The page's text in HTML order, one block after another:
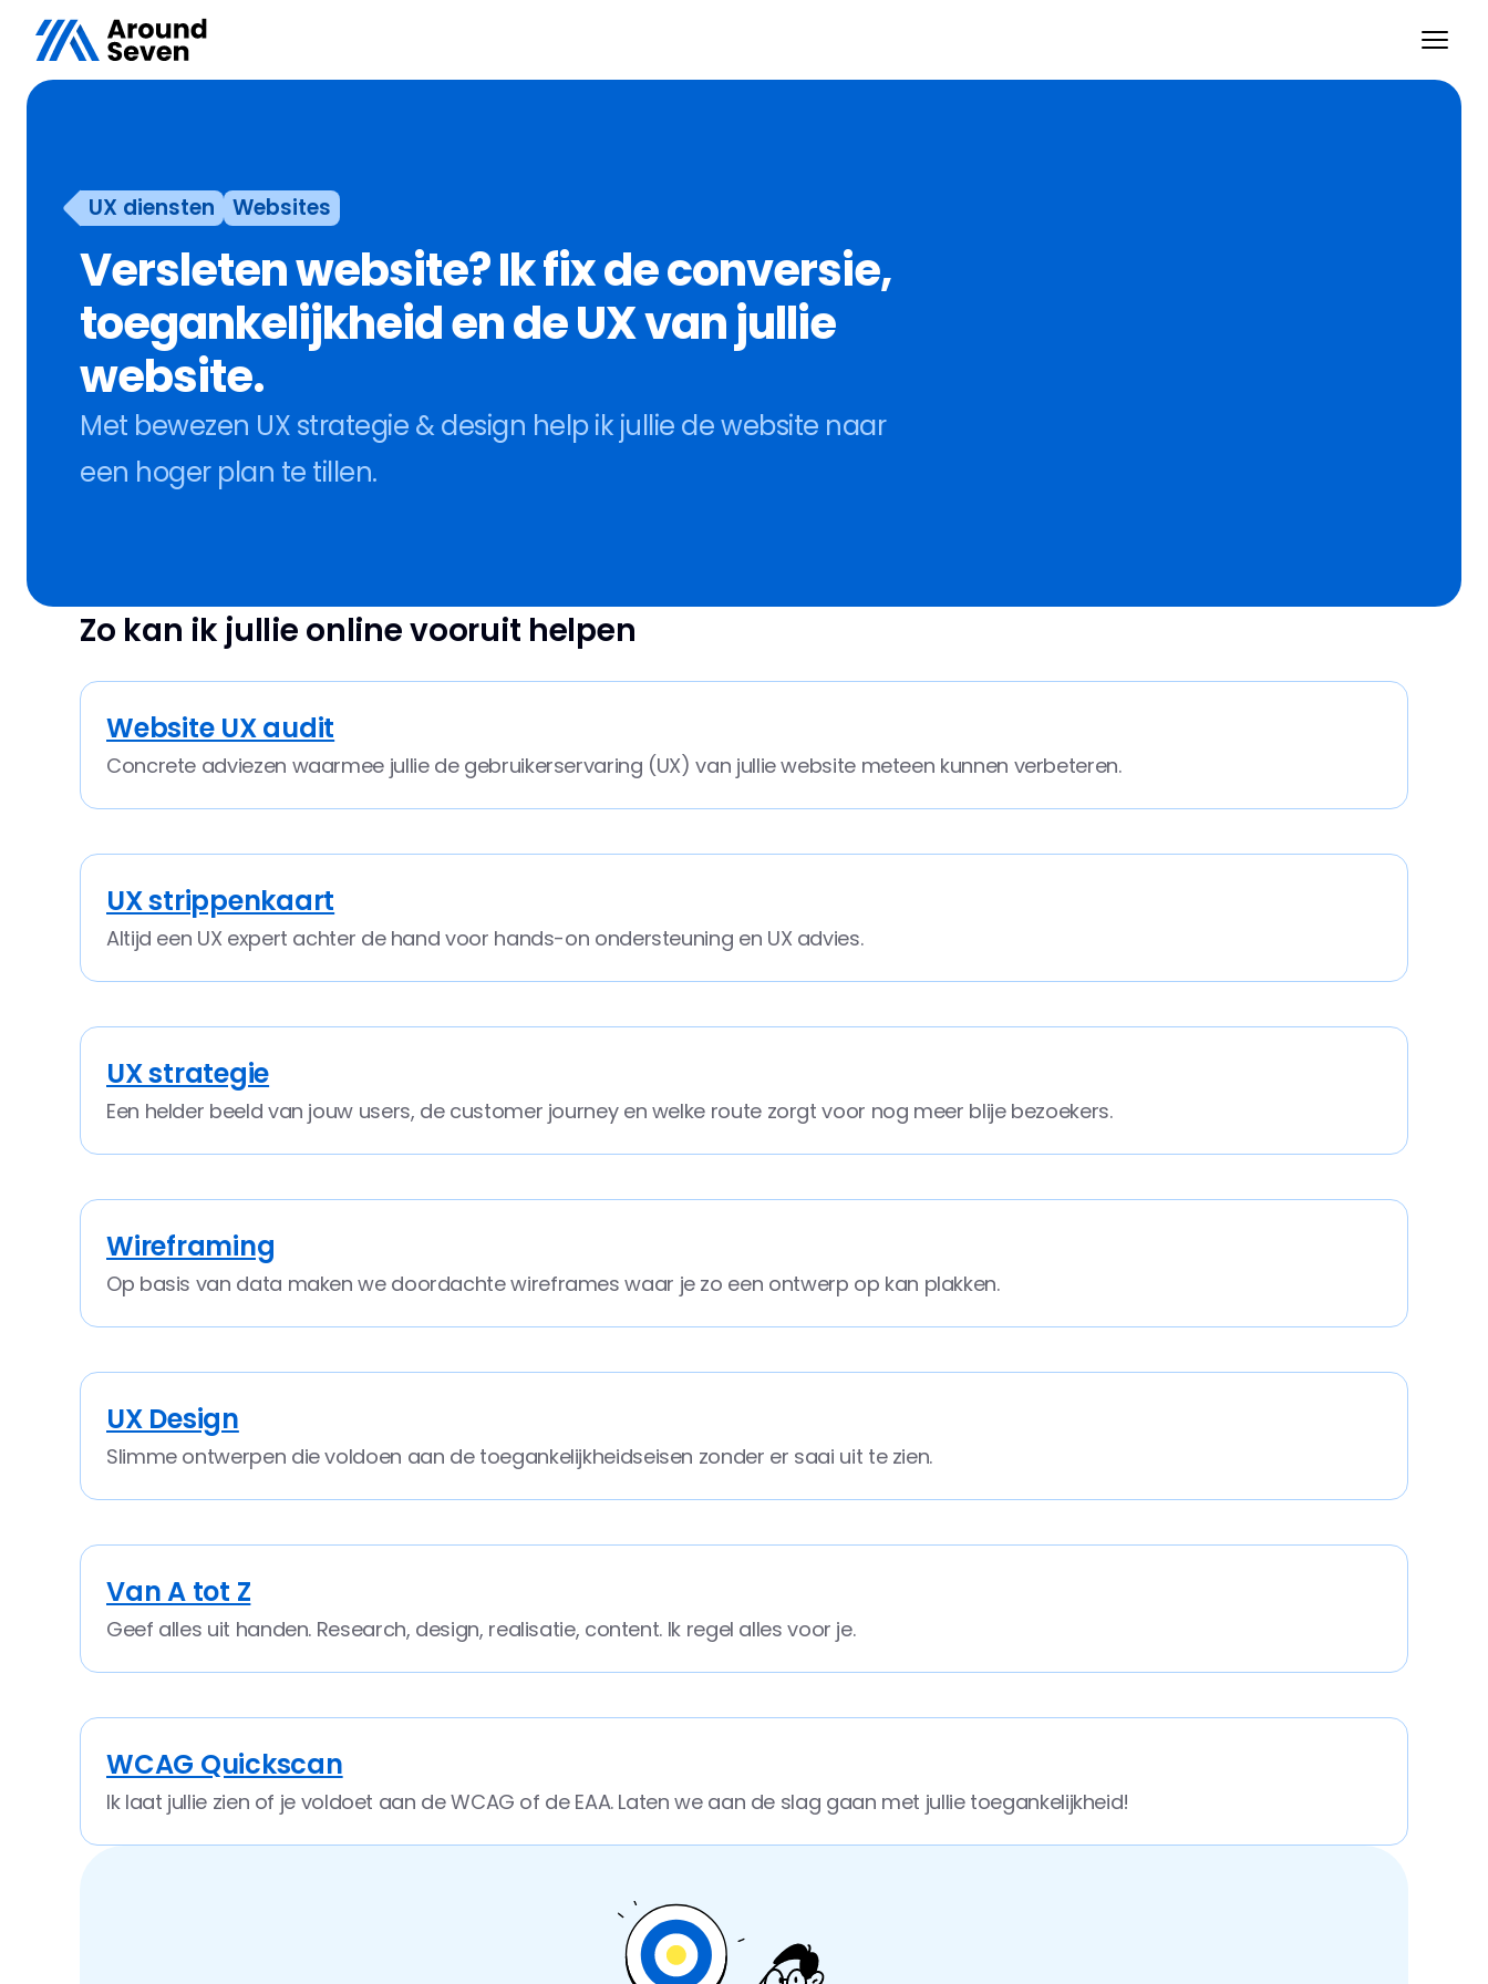
UX diensten Websites
Versleten website? Ik fix de conversie,
toegankelijkheid en de UX van jullie
website.
Met bewezen UX strategie & design help ik jullie de website naar
een hoger plan te tillen.
Zo kan ik jullie online vooruit helpen
Website UX audit
Concrete adviezen waarmee jullie de gebruikerservaring (UX) van jullie website meteen kunnen verbeteren.
UX strippenkaart
Altijd een UX expert achter de hand voor hands-on ondersteuning en UX advies.
UX strategie
Een helder beeld van jouw users, de customer journey en welke route zorgt voor nog meer blije bezoekers.
Wireframing
Op basis van data maken we doordachte wireframes waar je zo een ontwerp op kan plakken.
UX Design
Slimme ontwerpen die voldoen aan de toegankelijkheidseisen zonder er saai uit te zien.
Van A tot Z
Geef alles uit handen. Research, design, realisatie, content. Ik regel alles voor je.
WCAG Quickscan
Ik laat jullie zien of je voldoet aan de WCAG of de EAA. Laten we aan de slag gaan met jullie toegankelijkheid!